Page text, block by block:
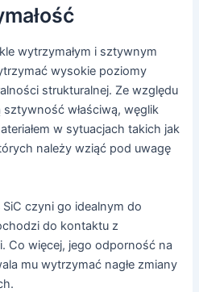
wytrzymałym i sztywnym
wysokie poziomy
strukturalnej. Ze względu
właściwą, węglik
w sytuacjach takich jak
należy wziąć pod uwagę
czyni go idealnym do
do kontaktu z
Co więcej, jego odporność na
mu wytrzymać nagłe zmiany